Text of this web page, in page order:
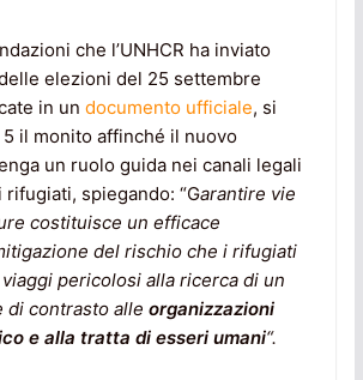
che l’UNHCR ha inviato
elezioni del 25 settembre
in un documento ufficiale, si
il monito affinché il nuovo
un ruolo guida nei canali legali
spiegando: “Garantire vie
costituisce un efficace
del rischio che i rifugiati
pericolosi alla ricerca di un
di contrasto alle organizzazioni
e alla tratta di esseri umani“.